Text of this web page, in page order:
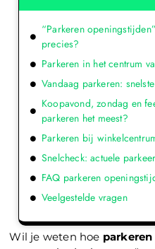
Wil je weten hoe
“Parkeren
precies?
Parkeren in het centrum
Vandaag parkeren:
Koopavond, zondag en
parkeren het meest?
Parkeren bij
Snelcheck: actuele
FAQ parkeren
Veelgestelde vragen